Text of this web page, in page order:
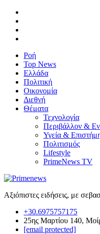
Ροή
Top News
Ελλάδα
Πολιτική
Οικονομία
Διεθνή
Θέματα
Τεχνολογία
Περιβάλλον &
Υγεία &
Πολιτισμός
Lifestyle
PrimeNews TV
Αξιόπιστες ειδήσεις, με
+30.6975757175
25ης Μαρτίου 140,
[email protected]